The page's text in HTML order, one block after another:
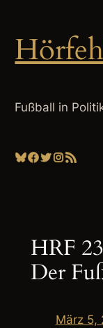
springen
Fußball in
Bluesky
Facebook
Twitter
RSS-Feed
HRF
Der
März 5,